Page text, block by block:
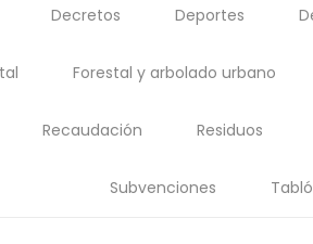
Decretos Deportes
Forestal y arbolado urbano
Recaudación Residuos
Subvenciones